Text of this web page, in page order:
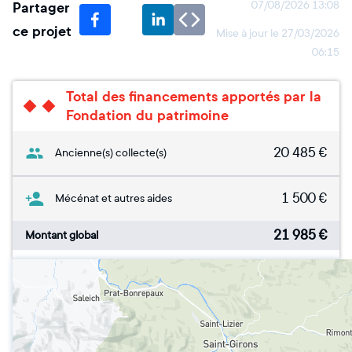
Partager
ce projet
07/08/2026 13:08
Mise à jour le 27/03/2026
06:15
Total des financements apportés par la
Fondation du patrimoine
Ancienne(s) collecte(s) 20 485 €
Mécénat et autres aides 1 500€
Montant global 21 985€